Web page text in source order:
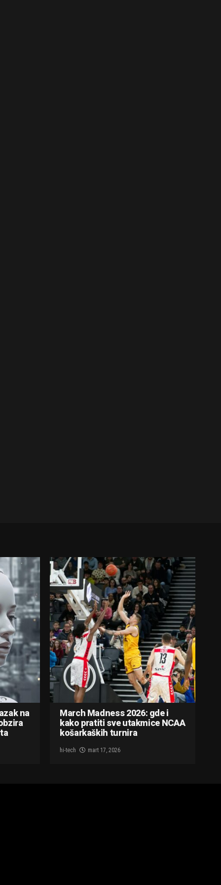
na March Madness 2026: gde i
kako pratiti sve utakmice NCAA
košarkaških turnira
hi-tech mart 17, 2026